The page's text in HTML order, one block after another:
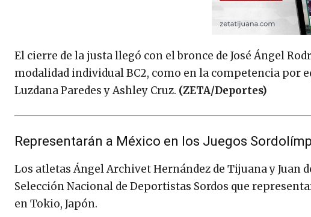
El cierre de la justa llegó con el bronce de José Ángel
modalidad individual BC2, como en la competencia por
Luzdana Paredes y Ashley Cruz. (ZETA/Deportes)
Representarán a México en los Juegos
Los atletas Ángel Archivet Hernández de Tijuana y Juan
Selección Nacional de Deportistas Sordos que
en Tokio, Japón.